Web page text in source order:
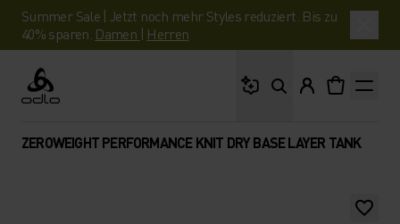
Summer Sale | Jetzt noch mehr Styles reduziert. Bis zu
40% sparen. Damen | Herren
Odlo
ZEROWEIGHT PERFORMANCE KNIT DRY BASE LAYER TANK